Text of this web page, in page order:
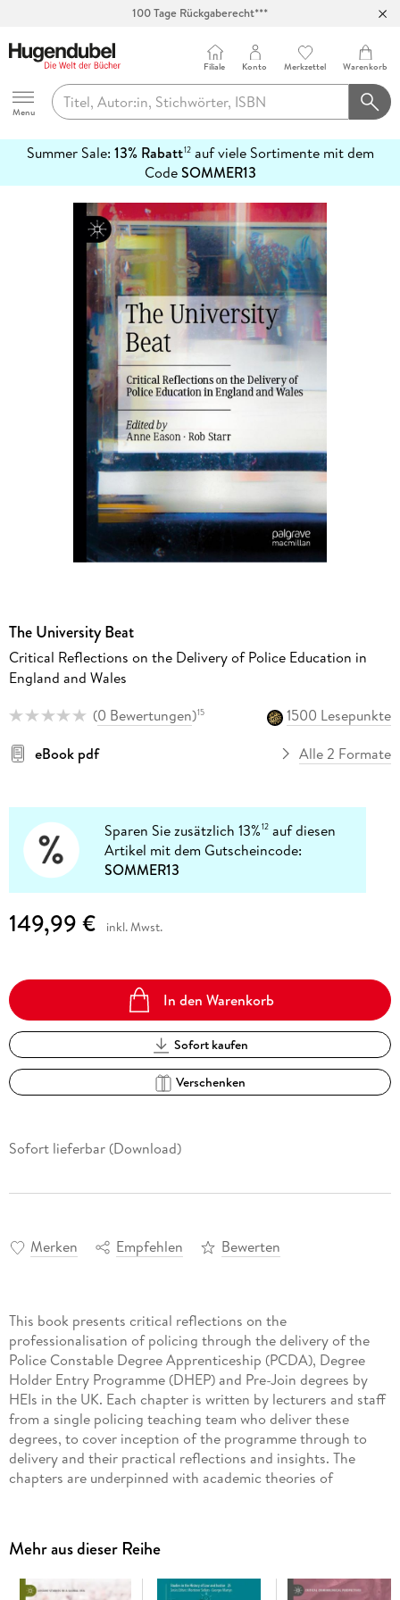
100 Tage Rückgaberecht***
Hugendubel
Menu
Filiale Konto Merkzettel Warenkorb
Summer Sale: 13% Rabatt12auf viele Sortimente mit dem
CodeSOMMER13
erfahren
The University Beat
Critical Reflections on the Delivery of Police Education in
England and Wales
(0 Bewertungen)15
1500 Lesepunkte
eBook pdf
Alle 2 Formate
Sparen Sie zusätzlich 13%12 auf diesen
Artikel mit dem Gutscheincode:
SOMMER13
149,99 € inkl. Mwst.
In den Warenkorb
Sofort kaufen
Verschenken
Sofort lieferbar (Download)
Merken Empfehlen Bewerten
This book presents critical reflections on the
professionalisation of policing through the delivery of the
Police Constable Degree Apprenticeship (PCDA), Degree
Holder Entry Programme (DHEP) and Pre-Join degrees by
HEIs in the UK. Each chapter is written by lecturers and staff
from a single policing teaching team who deliver these
degrees, to cover inception of the programme through to
delivery and their practical reflections and insights. The
chapters are underpinned with academic theories of
academics and pracademics working side-by-side to engage
and support student officers with the learning needed for 21C
police officers. This book includes an outline of the UK
Mehr aus dieser Reihe